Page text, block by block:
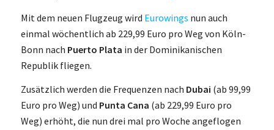
Mit dem neuen Flugzeug wird Eurowings nun auch
einmal wöchentlich ab 229,99 Euro pro Weg von Köln-
Bonn nach Puerto Plata in der Dominikanischen
Republik fliegen.
Zusätzlich werden die Frequenzen nach Dubai (ab 99,99
Euro pro Weg) und Punta Cana (ab 229,99 Euro pro
Weg) erhöht, die nun drei mal pro Woche angeflogen